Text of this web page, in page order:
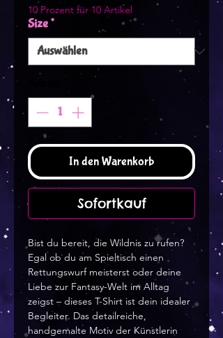
10 Prozent für 10 Artikel
Size*
In den Warenkorb
Sofortkauf
Bist du bereit, die Wildnis zu rufen?
Egal ob du am Spieltisch einen
Rettungswurf meisterst oder deine
Liebe zur Fantasy-Welt im Alltag
zeigst – dieses T-Shirt ist dein idealer
Begleiter. Das detailreiche,
handgemalte Motiv der Künstlerin